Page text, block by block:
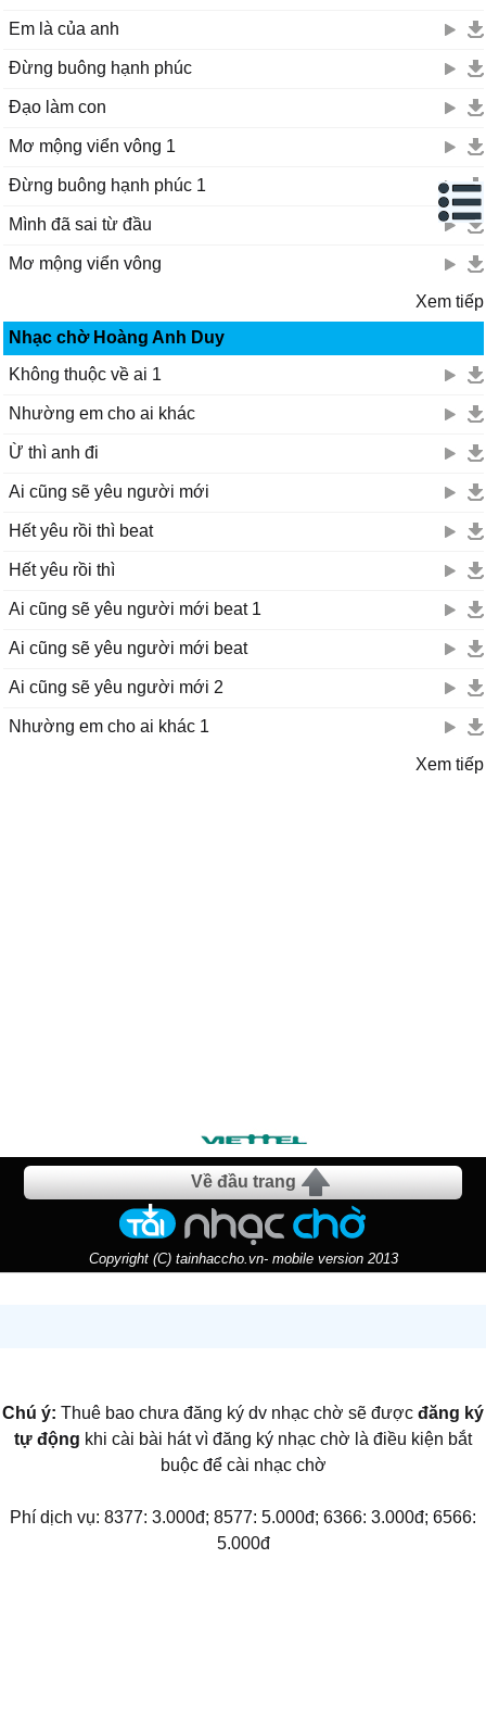
Em là của anh
Đừng buông hạnh phúc
Đạo làm con
Mơ mộng viển vông 1
Đừng buông hạnh phúc 1
Mình đã sai từ đầu
Mơ mộng viển vông
Xem tiếp
Nhạc chờ Hoàng Anh Duy
Không thuộc về ai 1
Nhường em cho ai khác
Ừ thì anh đi
Ai cũng sẽ yêu người mới
Hết yêu rồi thì beat
Hết yêu rồi thì
Ai cũng sẽ yêu người mới beat 1
Ai cũng sẽ yêu người mới beat
Ai cũng sẽ yêu người mới 2
Nhường em cho ai khác 1
Xem tiếp
Về đầu trang
Copyright (C) tainhaccho.vn- mobile version 2013
Chú ý: Thuê bao chưa đăng ký dv nhạc chờ sẽ được đăng ký
tự động khi cài bài hát vì đăng ký nhạc chờ là điều kiện bắt
buộc để cài nhạc chờ
Phí dịch vụ: 8377: 3.000đ; 8577: 5.000đ; 6366: 3.000đ; 6566:
5.000đ